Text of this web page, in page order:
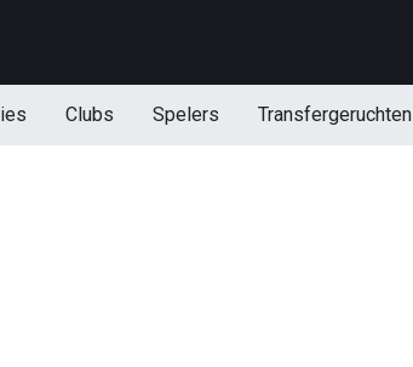
Clubs Spelers Transfergeruchten